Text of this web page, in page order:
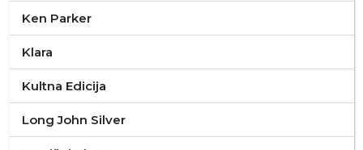
Ken Parker
Klara
Kultna Edicija
Long John Silver